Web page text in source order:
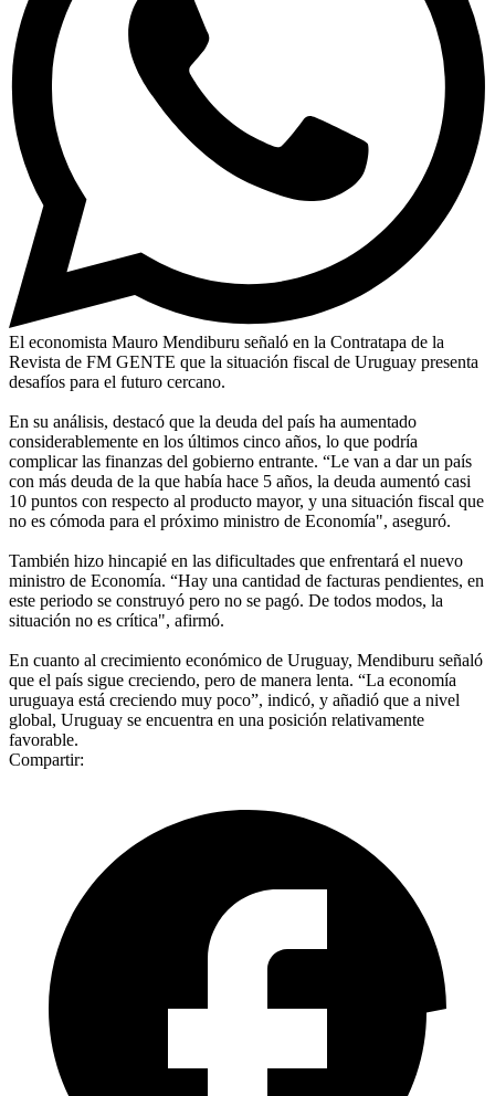
El economista Mauro Mendiburu señaló en la Contratapa de la
Revista de FM GENTE que la situación fiscal de Uruguay presenta
desafíos para el futuro cercano.
En su análisis, destacó que la deuda del país ha aumentado
considerablemente en los últimos cinco años, lo que podría
complicar las finanzas del gobierno entrante. “Le van a dar un país
con más deuda de la que había hace 5 años, la deuda aumentó casi
10 puntos con respecto al producto mayor, y una situación fiscal que
no es cómoda para el próximo ministro de Economía", aseguró.
También hizo hincapié en las dificultades que enfrentará el nuevo
ministro de Economía. “Hay una cantidad de facturas pendientes, en
este periodo se construyó pero no se pagó. De todos modos, la
situación no es crítica", afirmó.
En cuanto al crecimiento económico de Uruguay, Mendiburu señaló
que el país sigue creciendo, pero de manera lenta. “La economía
uruguaya está creciendo muy poco”, indicó, y añadió que a nivel
global, Uruguay se encuentra en una posición relativamente
favorable.
Compartir: